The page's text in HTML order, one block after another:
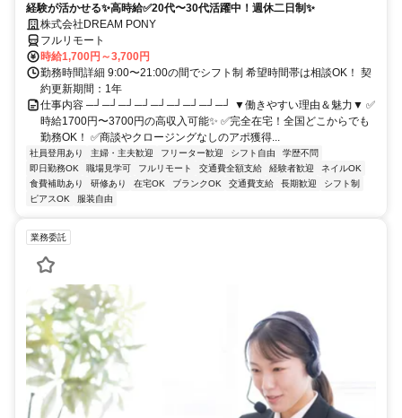
経験が活かせる✨高時給✅20代〜30代活躍中！週休二日制✨
株式会社DREAM PONY
フルリモート
時給1,700円～3,700円
勤務時間詳細 9:00〜21:00の間でシフト制 希望時間帯は相談OK！ 契
約更新期間：1年
仕事内容 ─┘─┘─┘─┘─┘─┘─┘─┘─┘ ▼働きやすい理由＆魅力▼ ✅
時給1700円〜3700円の高収入可能✨ ✅完全在宅！全国どこからでも
勤務OK！ ✅商談やクロージングなしのアポ獲得...
社員登用あり 主婦・主夫歓迎 フリーター歓迎 シフト自由
学歴不問
即日勤務OK
職場見学可 フルリモート 交通費全額支給 経験者歓迎
ネイルOK
食費補助あり
研修あり 在宅OK ブランクOK 交通費支給 長期歓迎
シフト制
ピアスOK
服装自由
業務委託